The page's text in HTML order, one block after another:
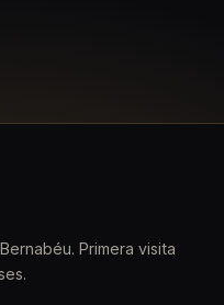
Primera visita